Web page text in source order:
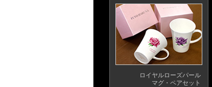
ロイヤルローズパール
マグ・ペアセット